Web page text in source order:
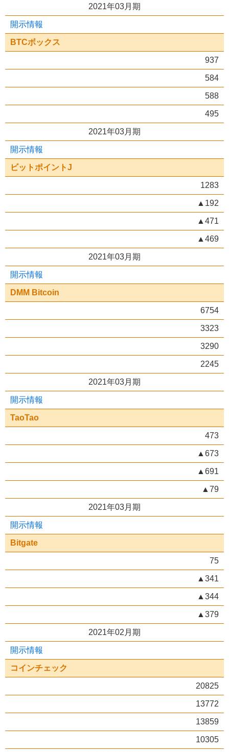
2021年03月期
開示情報
BTCボックス
937
584
588
495
2021年03月期
開示情報
ビットポイントJ
1283
▲192
▲471
▲469
2021年03月期
開示情報
DMM Bitcoin
6754
3323
3290
2245
2021年03月期
開示情報
TaoTao
473
▲673
▲691
▲79
2021年03月期
開示情報
Bitgate
75
▲341
▲344
▲379
2021年02月期
開示情報
コインチェック
20825
13772
13859
10305